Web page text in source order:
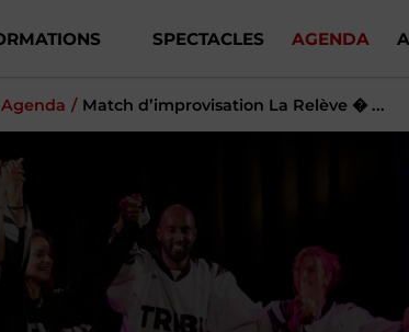
SPECTACLES AGENDA
Agenda Match d’improvisation La Relève � ...